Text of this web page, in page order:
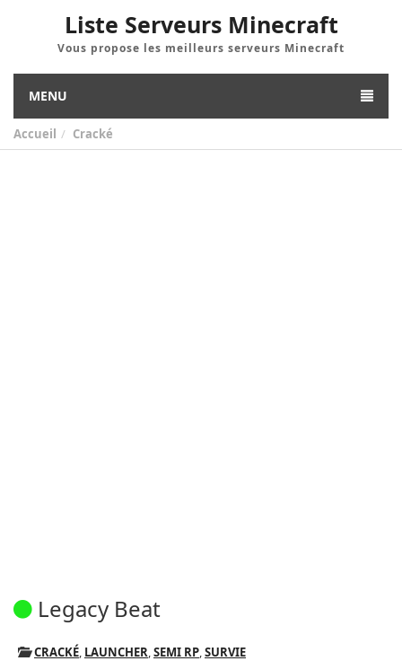
Liste Serveurs Minecraft
Vous propose les meilleurs serveurs Minecraft
MENU
Accueil Cracké
Legacy Beat
CRACKÉ, LAUNCHER,SEMI RP,SURVIE